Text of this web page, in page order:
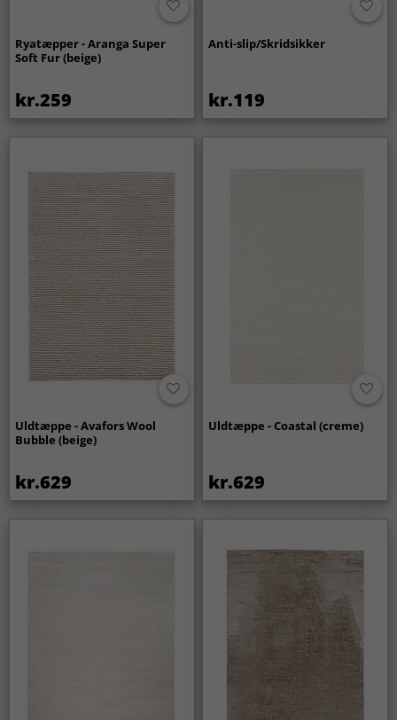
Ryatæpper - Aranga Super
Soft Fur (beige)
kr.259
Anti-slip/Skridsikker
kr.119
Uldtæppe - Avafors Wool
Bubble (beige)
kr.629
Uldtæppe - Coastal (creme)
kr.629